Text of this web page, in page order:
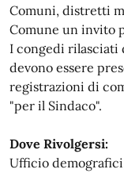
Comuni, distretti
Comune un invito
I congedi
devono essere
registrazioni di
"per il Sindaco".
Dove Rivolgersi:
Ufficio